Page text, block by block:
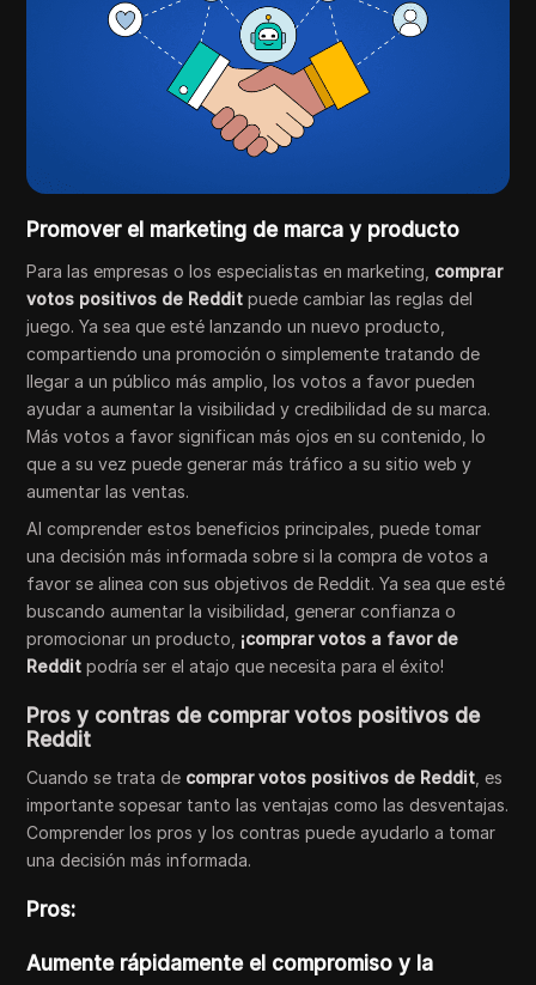
Promover el marketing de marca y producto
Para las empresas o los especialistas en marketing, comprar
votos positivos de Reddit puede cambiar las reglas del
juego. Ya sea que esté lanzando un nuevo producto,
compartiendo una promoción o simplemente tratando de
llegar a un público más amplio, los votos a favor pueden
ayudar a aumentar la visibilidad y credibilidad de su marca.
Más votos a favor significan más ojos en su contenido, lo
que a su vez puede generar más tráfico a su sitio web y
aumentar las ventas.
Al comprender estos beneficios principales, puede tomar
una decisión más informada sobre si la compra de votos a
favor se alinea con sus objetivos de Reddit. Ya sea que esté
buscando aumentar la visibilidad, generar confianza o
promocionar un producto, ¡comprar votos a favor de
Reddit podría ser el atajo que necesita para el éxito!
Pros y contras de comprar votos positivos de
Reddit
Cuando se trata de comprar votos positivos de Reddit , es
importante sopesar tanto las ventajas como las desventajas.
Comprender los pros y los contras puede ayudarlo a tomar
una decisión más informada.
Pros:
Aumente rápidamente el compromiso y la